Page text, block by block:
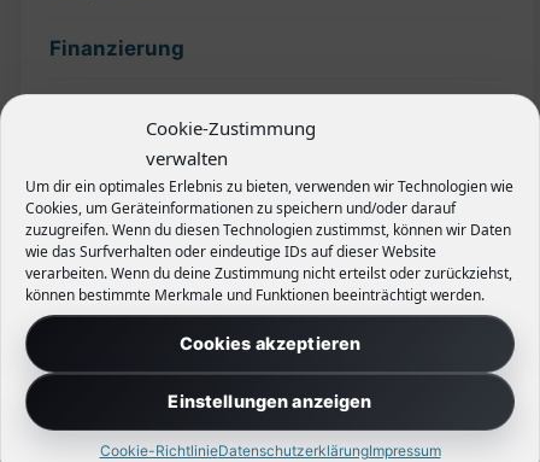
Cookie-Zustimmung
verwalten
Um dir ein optimales Erlebnis zu bieten, verwenden wir Technologien wie
Cookies, um Geräteinformationen zu speichern und/oder darauf
zuzugreifen. Wenn du diesen Technologien zustimmst, können wir Daten
wie das Surfverhalten oder eindeutige IDs auf dieser Website
verarbeiten. Wenn du deine Zustimmung nicht erteilst oder zurückziehst,
können bestimmte Merkmale und Funktionen beeinträchtigt werden.
Cookies akzeptieren
Einstellungen anzeigen
Cookie-RichtlinieDatenschutzerklärungImpressum
Finanzierung
Grundstück
Hecken
Planung